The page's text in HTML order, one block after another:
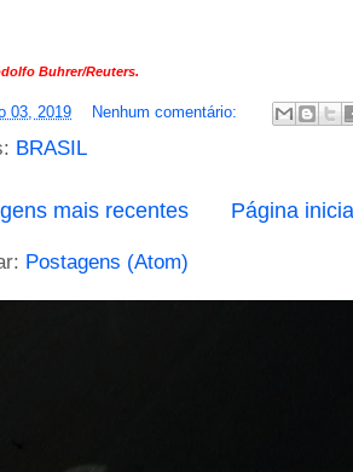
Buhrer/Reuters.
03, 2019 Nenhum comentário:
BRASIL
mais recentes Página
Postagens (Atom)